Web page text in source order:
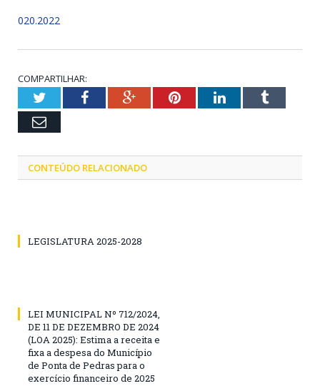
020.2022
COMPARTILHAR:
TwitterFacebookGoogle+PinterestLinkedInTumblr
Email
CONTEÚDO RELACIONADO
LEGISLATURA 2025-2028
LEI MUNICIPAL Nº 712/2024,
DE 11 DE DEZEMBRO DE 2024
(LOA 2025): Estima a receita e
fixa a despesa do Município
de Ponta de Pedras para o
exercício financeiro de 2025